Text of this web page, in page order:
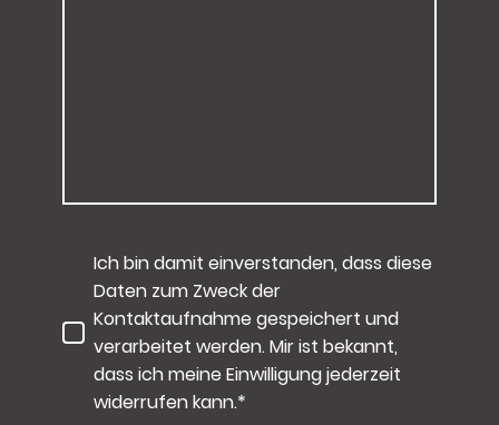
Ich bin damit einverstanden, dass diese
Daten zum Zweck der
Kontaktaufnahme gespeichert und
verarbeitet werden. Mir ist bekannt,
dass ich meine Einwilligung jederzeit
widerrufen kann.*